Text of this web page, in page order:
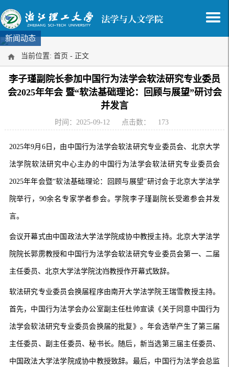
新闻动态
当前位置: 首页 - 正文
李子瑾副院长参加中国行为法学会软法研究专业委员
会2025年年会 暨“软法基础理论：回顾与展望”研讨会
并发言
时间：2025-09-12 点击数： 173
2025年9月6日，由中国行为法学会软法研究专业委员会、北京大学
法学院软法研究中心主办的中国行为法学会软法研究专业委员会
2025年年会暨“软法基础理论：回顾与展望”研讨会于北京大学法学
院举行，90余名专家学者参会。学院李子瑾副院长受邀参会并发
言。
会议开幕式由中国政法大学法学院成协中教授主持。北京大学法学
院院长郭雳教授和中国行为法学会软法研究专业委员会第一、二届
主任委员、北京大学法学院沈岿教授作开幕式致辞。
软法研究专业委员会换届程序由南开大学法学院王瑞雪教授主持。
首先，中国行为法学会办公室副主任杜帅宣读《关于同意中国行为
法学会软法研究专业委员会换届的批复》。年会选举产生了第三届
主任委员、副主任委员、秘书长。随后，新当选第三届主任委员、
中国政法大学法学院成协中教授致辞。最后，中国行为法学会总监